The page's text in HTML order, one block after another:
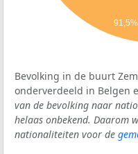
91,5%
Bevolking in de buurt
onderverdeeld in Belgen
van de bevolking naar
helaas onbekend. Daarom
nationaliteiten voor de